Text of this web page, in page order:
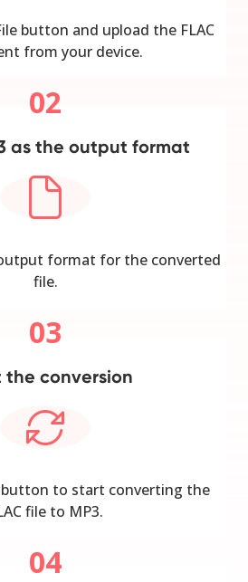
button and upload the FLAC
from your device.
02
as the output format
format for the converted
file.
03
the conversion
button to start converting the
file to MP3.
04